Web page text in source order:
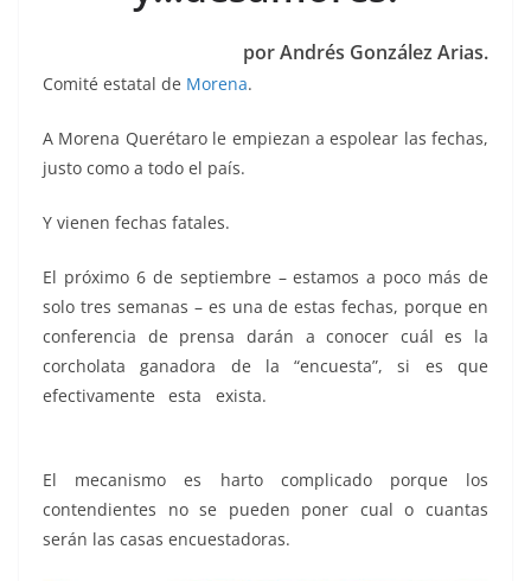
k
p k
por Andrés González Arias.
Comité estatal de Morena.
A Morena Querétaro le empiezan a espolear las fechas,
justo como a todo el país.
Y vienen fechas fatales.
El próximo 6 de septiembre – estamos a poco más de
solo tres semanas – es una de estas fechas, porque en
conferencia de prensa darán a conocer cuál es la
corcholata ganadora de la “encuesta”, si es que
efectivamente esta exista.
El mecanismo es harto complicado porque los
contendientes no se pueden poner cual o cuantas
serán las casas encuestadoras.